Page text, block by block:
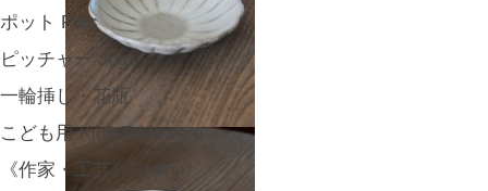
ポット Pots
ピッチャー Jugs
一輪挿し・花瓶
こども用 Kids Tableware
《作家・工芸》Crafts